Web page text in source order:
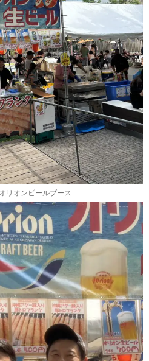
リオンビールブース